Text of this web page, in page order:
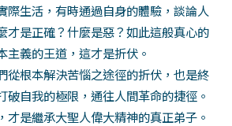
生活，有時通過自身的體驗，談論人
才是正確？什麼是惡？如此這般真心的
主義的王道，這才是折伏。
根本解決苦惱之途徑的折伏，也是終
破自我的極限，通往人間革命的捷徑。
是繼承大聖人偉大精神的真正弟子。